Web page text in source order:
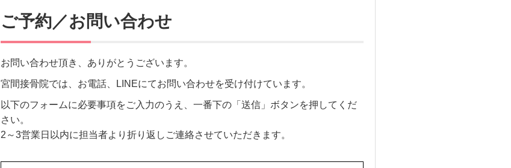
ご予約／お問い合わせ
お問い合わせ頂き、ありがとうございます。
宮間接骨院では、お電話、LINEにてお問い合わせを受け付けています。
以下のフォームに必要事項をご入力のうえ、一番下の「送信」ボタンを押してくだ
さい。
2～3営業日以内に担当者より折り返しご連絡させていただきます。